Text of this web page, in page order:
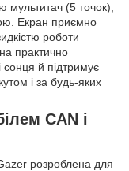
мультитач (5 точок),
Екран приємно
роботи
практично
сонця й підтримує
і за будь-яких
CAN і
розроблена для